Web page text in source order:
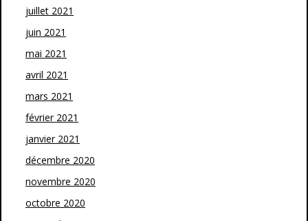
juillet 2021
juin 2021
mai 2021
avril 2021
mars 2021
février 2021
janvier 2021
décembre 2020
novembre 2020
octobre 2020